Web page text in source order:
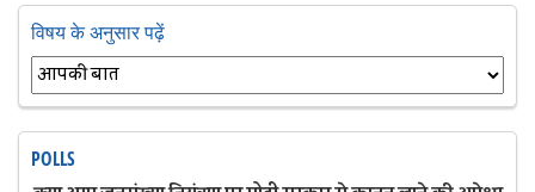
विषय के अनुसार पढ़ें
POLLS